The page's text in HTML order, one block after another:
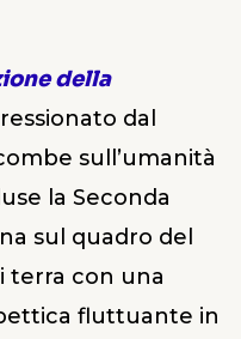
della
dal
sull’umanità
la Seconda
sul quadro del
terra con una
fluttuante in